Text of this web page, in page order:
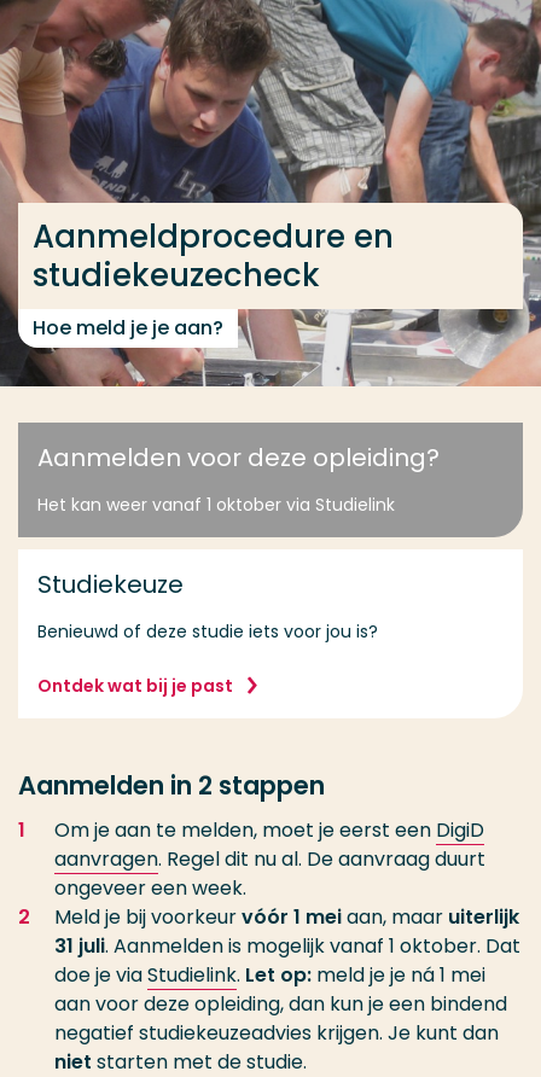
Ga direct naar de content
... > Aanmeldprocedure en studiekeuzecheck
Aanmeldprocedure en
studiekeuzecheck
Hoe meld je je aan?
Aanmelden voor deze opleiding?
Het kan weer vanaf 1 oktober via Studielink
Studiekeuze
Benieuwd of deze studie iets voor jou is?
Ontdek wat bij je past
Aanmelden in 2 stappen
Om je aan te melden, moet je eerst een DigiD
aanvragen. Regel dit nu al. De aanvraag duurt
ongeveer een week.
Meld je bij voorkeurvóór 1 meiaan, maar uiterlijk
31 juli. Aanmelden is mogelijk vanaf 1 oktober. Dat
doe je viaStudielink. Let op: meld je je ná 1 mei
aan voor deze opleiding, dan kun je een bindend
negatief studiekeuzeadvies krijgen. Je kunt dan
niet starten met de studie.
Veel gezocht
Opleiding
Contact